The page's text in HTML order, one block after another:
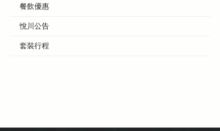
餐飲優惠
悅川公告
套裝行程